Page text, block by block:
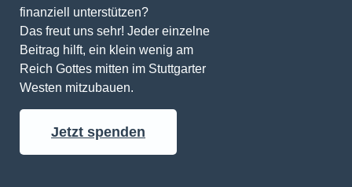
finanziell unterstützen?
Das freut uns sehr! Jeder einzelne
Beitrag hilft, ein klein wenig am
Reich Gottes mitten im Stuttgarter
Westen mitzubauen.
Jetzt spenden